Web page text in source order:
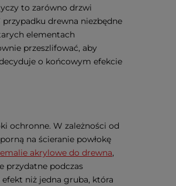
to zarówno drzwi
drewna niezbędne
elementach
przeszlifować, aby
o końcowym efekcie
ochronne. W zależności od
na ścieranie powłokę
emalie akrylowe do drewna,
przydatne podczas
niż jedna gruba, która